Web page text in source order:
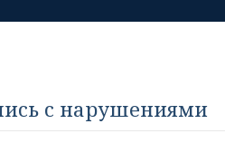
с нарушениями